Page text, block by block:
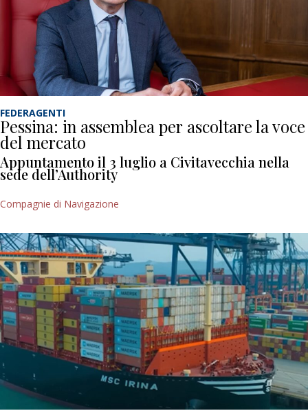
FEDERAGENTI
Pessina: in assemblea per ascoltare la voce
del mercato
Appuntamento il 3 luglio a Civitavecchia nella
sede dell’Authority
Compagnie di Navigazione